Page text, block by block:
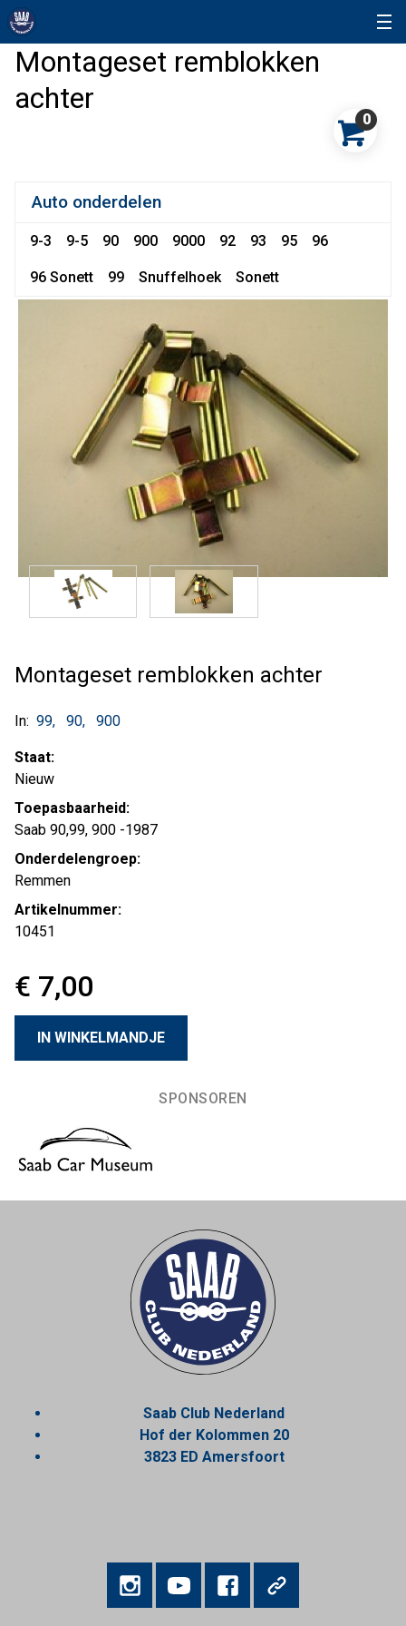
Montageset remblokken
achter
0
Auto onderdelen
9-3 9-5 90 900 9000 92 93 95 96
96 Sonett 99 Snuffelhoek Sonett
Montageset remblokken achter
In: 99 90 900
Staat:
Nieuw
Toepasbaarheid:
Saab 90,99, 900 -1987
Onderdelengroep:
Remmen
Artikelnummer:
10451
€ 7,00
SPONSOREN
Saab Club Nederland
Hof der Kolommen 20
3823 ED Amersfoort